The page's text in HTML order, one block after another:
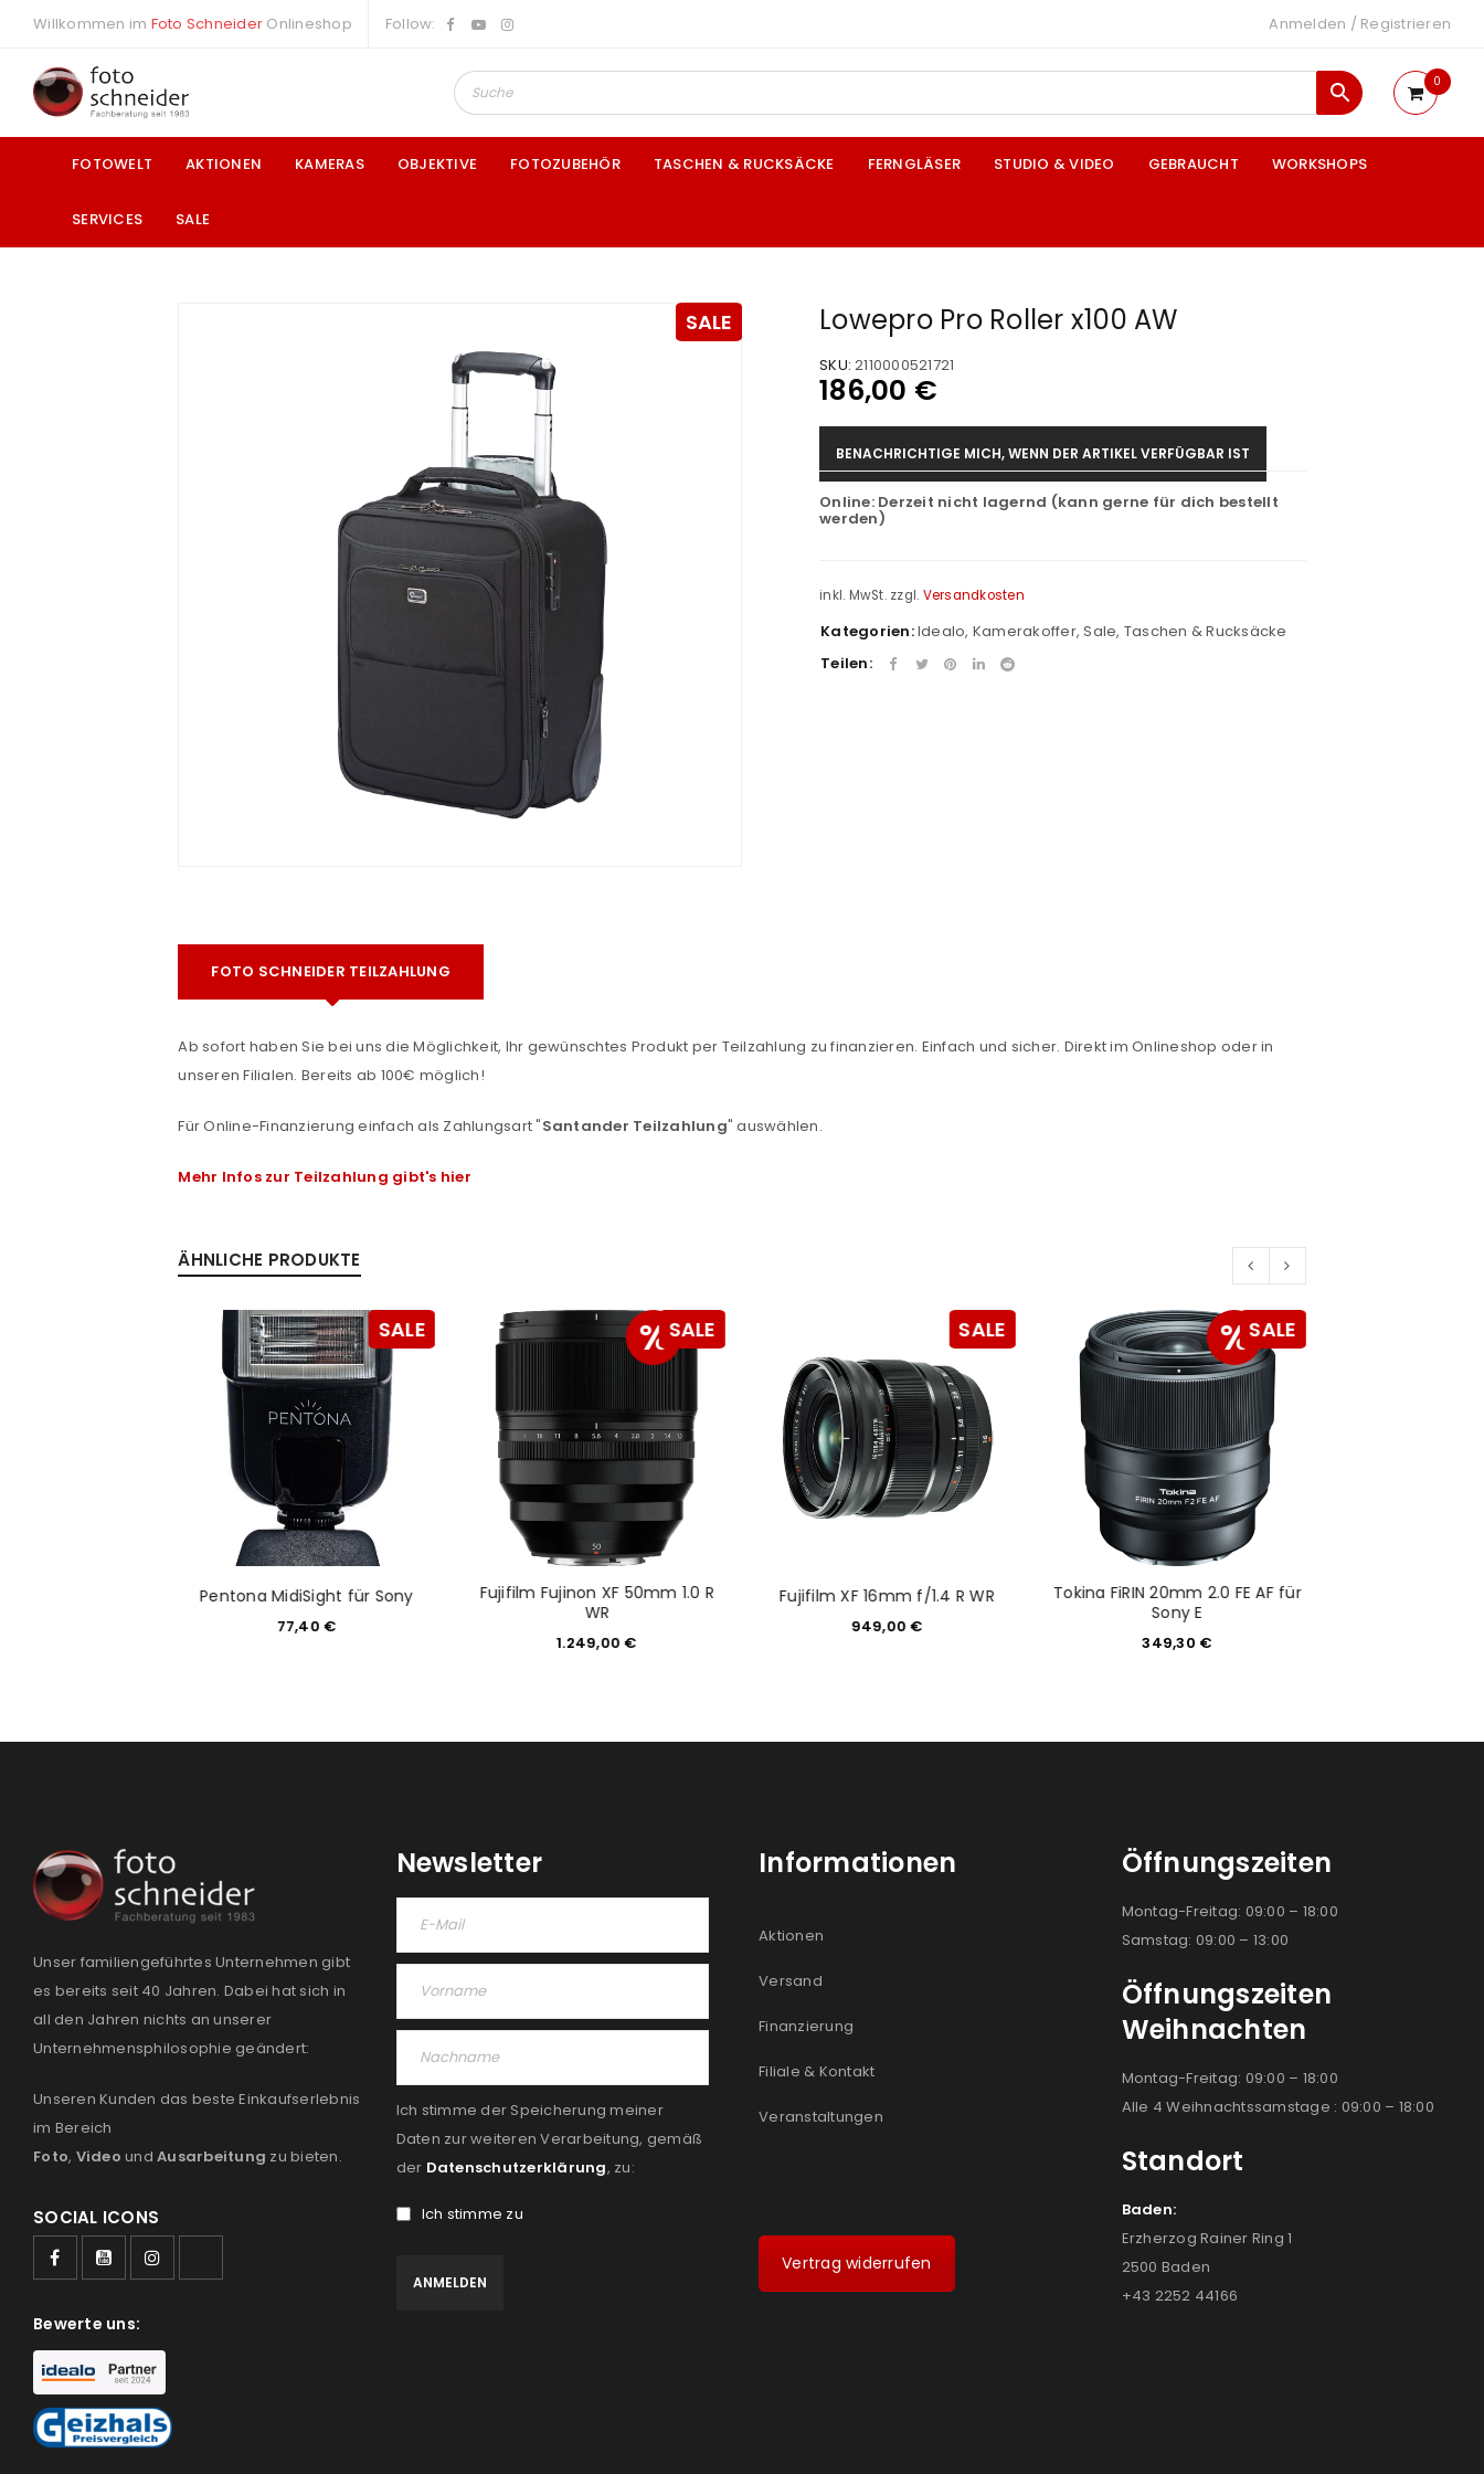
Anmeldeformular geschützt durch
WP Captcha
Angemeldet bleiben
ANMELDEN
PASSWORT VERGESSEN?
Ein Link zum Erstellen eines neuen Passworts wird an deine E-
NEWSLETTER ABONNIEREN
Please select all the ways you would like to hear from us
Ich stimme zu
Ja, ich möchte ein Kundenkonto eröffnen und akzeptiere die
REGISTRIEREN
Willkommen im Foto Schneider Onlineshop Follow: Anmelden / Registrieren
0
FOTOWELT AKTIONEN KAMERAS OBJEKTIVE FOTOZUBEHÖR TASCHEN & RUCKSÄCKE FERNGLÄSER STUDIO & VIDEO GEBRAUCHT WORKSHOPS
SERVICES SALE
SALE Lowepro Pro Roller x100 AW
SKU: 2110000521721
186,00 €
BENACHRICHTIGE MICH, WENN DER ARTIKEL VERFÜGBAR IST
Online: Derzeit nicht lagernd (kann gerne für dich bestellt
werden)
inkl. MwSt. zzgl. Versandkosten
Kategorien:Idealo, Kamerakoffer,Sale, Taschen & Rucksäcke
Teilen:
FOTO SCHNEIDER TEILZAHLUNG
Ab sofort haben Sie bei uns die Möglichkeit, Ihr gewünschtes Produkt per Teilzahlung zu finanzieren. Einfach und sicher. Direkt im Onlineshop oder in
unseren Filialen. Bereits ab 100€ möglich!
Für Online-Finanzierung einfach als Zahlungsart "Santander Teilzahlung" auswählen.
Mehr Infos zur Teilzahlung gibt's hier
ÄHNLICHE PRODUKTE
SALE
Pentona MidiSight für Sony
77,40 €
%SALE
Fujifilm Fujinon XF 50mm 1.0 R
WR
1.249,00€
SALE
Fujifilm XF 16mm f/1.4 R WR
949,00€
%SALE
Tokina FiRIN 20mm 2.0 FE AF für
Sony E
349,30 €
Unser familiengeführtes Unternehmen gibt
es bereits seit 40 Jahren. Dabei hat sich in
all den Jahren nichts an unserer
Unternehmensphilosophie geändert:
Unseren Kunden das beste Einkaufserlebnis
im Bereich
Foto, Video und Ausarbeitung zu bieten.
SOCIAL ICONS
Bewerte uns:
Newsletter
Ich stimme der Speicherung meiner
Daten zur weiteren Verarbeitung, gemäß
der Datenschutzerklärung, zu:
Ich stimme zu
Informationen
Aktionen
Versand
Finanzierung
Filiale & Kontakt
Veranstaltungen
Vertrag widerrufen
Öffnungszeiten
Montag-Freitag: 09:00 – 18:00
Samstag: 09:00 – 13:00
Öffnungszeiten
Weihnachten
Montag-Freitag: 09:00 – 18:00
Alle 4 Weihnachtssamstage : 09:00 – 18:00
Standort
Baden:
Erzherzog Rainer Ring 1
2500 Baden
+43 2252 44166